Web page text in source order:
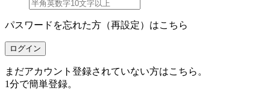
パスワードを忘れた方（再設定）はこちら
ログイン
まだアカウント登録されていない方はこちら。
1分で簡単登録。